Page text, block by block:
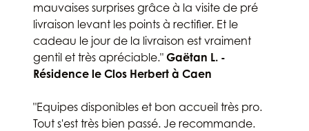
mauvaises surprises grâce à la visite de pré
livraison levant les points à rectifier. Et le
cadeau le jour de la livraison est vraiment
gentil et très apréciable." Gaëtan L. -
Résidence le Clos Herbert à Caen
"Equipes disponibles et bon accueil très pro.
Tout s'est très bien passé. Je recommande.